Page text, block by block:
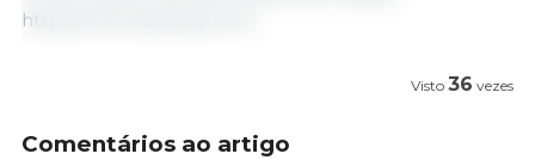
https://www.assuvap.com
Visto 36 vezes
Comentários ao artigo